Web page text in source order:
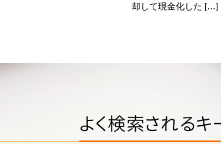
却して現金化した […]
よく検索されるキ